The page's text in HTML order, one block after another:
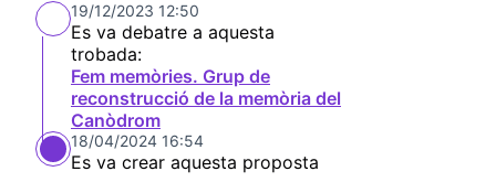
19/12/2023 12:50
Es va debatre a aquesta
trobada:
Fem memòries. Grup de
reconstrucció de la memòria del
Canòdrom
18/04/2024 16:54
Es va crear aquesta proposta